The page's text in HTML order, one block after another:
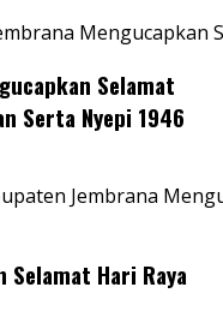
Mengucapkan
Selamat
Serta Nyepi 1946
Jembrana
Selamat Hari Raya